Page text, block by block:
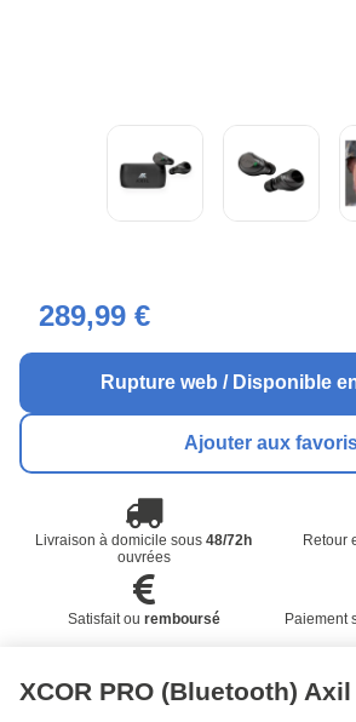
289,99 €
Rupture web / Disponible
Ajouter aux
Livraison à domicile sous48/72h
ouvrées
Retour
Satisfait ou remboursé Paiement
XCOR PRO (Bluetooth) Axil